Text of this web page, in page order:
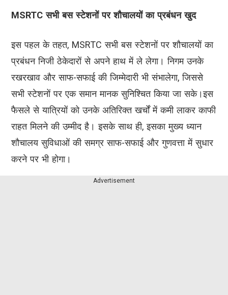
MSRTC सभी बस स्टेशनों पर शौचालयों का प्रबंधन खुद
इस पहल के तहत, MSRTC सभी बस स्टेशनों पर शौचालयों का
प्रबंधन निजी ठेकेदारों से अपने हाथ में ले लेगा। निगम उनके
रखरखाव और साफ-सफाई की जिम्मेदारी भी संभालेगा, जिससे
सभी स्टेशनों पर एक समान मानक सुनिश्चित किया जा सके।इस
फैसले से यात्रियों को उनके अतिरिक्त खर्चों में कमी लाकर काफी
राहत मिलने की उम्मीद है। इसके साथ ही, इसका मुख्य ध्यान
शौचालय सुविधाओं की समग्र साफ-सफाई और गुणवत्ता में सुधार
करने पर भी होगा।
Advertisement